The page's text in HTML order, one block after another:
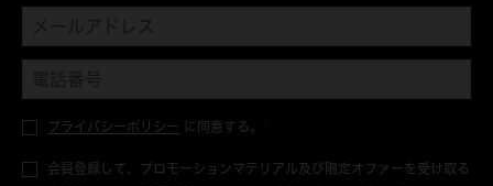
プライバシーポリシー に同意する。 *
会員登録して、プロモーションマテリアル及び限定オファーを受け取る